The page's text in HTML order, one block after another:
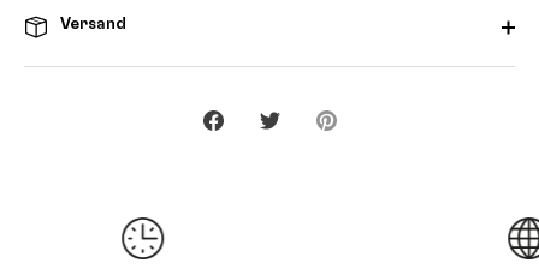
Versand
Teilen TwitternPinnen